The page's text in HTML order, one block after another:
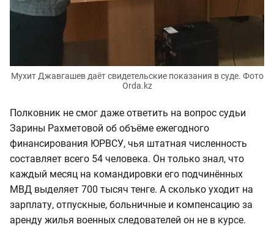
Мухит Джавгашев даёт свидетельские показания в суде. Фото
Orda.kz
Полковник не смог даже ответить на вопрос судьи
Зарины Рахметовой об объёме ежегодного
финансирования ЮРВСУ, чья штатная численность
составляет всего 54 человека. Он только знал, что
каждый месяц на командировки его подчинённых
МВД выделяет 700 тысяч тенге. А сколько уходит на
зарплату, отпускные, больничные и компенсацию за
аренду жилья военных следователей он не в курсе.